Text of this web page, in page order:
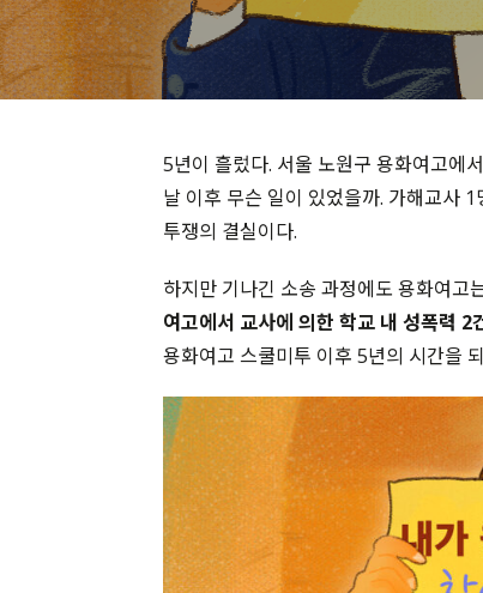
5년이 흘렀다. 서울 노원구 용화여고에
날 이후 무슨 일이 있었을까. 가해교사
투쟁의 결실이다.
하지만 기나긴 소송 과정에도 용화여고
여고에서 교사에 의한 학교 내 성폭력 2
용화여고 스쿨미투 이후 5년의 시간을